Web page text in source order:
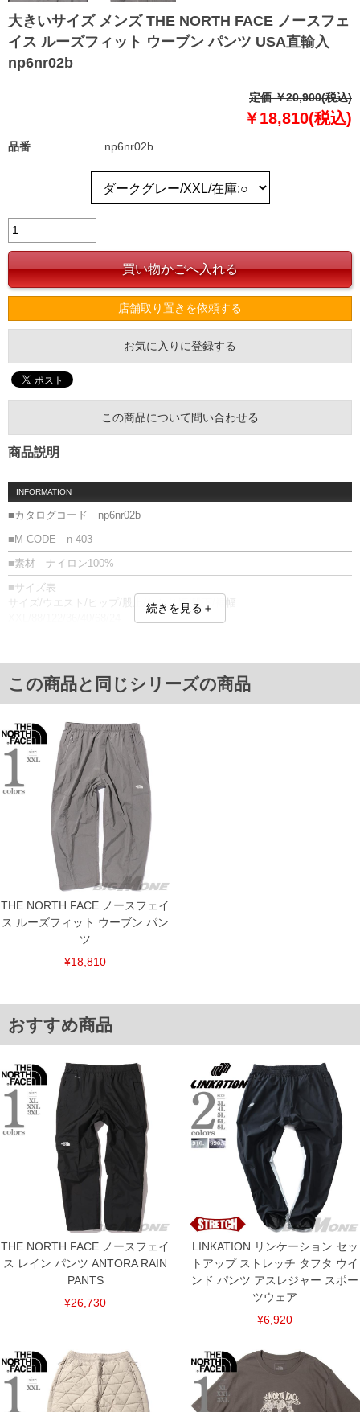
大きいサイズ メンズ THE NORTH FACE ノースフェ
イス ルーズフィット ウーブン パンツ USA直輸入
np6nr02b
定価 ￥20,900(税込)
￥18,810(税込)
品番 np6nr02b
店舗取り置きを依頼する
お気に入りに登録する
この商品について問い合わせる
商品説明
INFORMATION
■カタログコード np6nr02b
■M-CODE n-403
■素材 ナイロン100%
■サイズ表
サイズ/ウエスト/ヒップ/股上/わたり幅/股下/裾幅
下着(肌着)やワイシャツは商品の性質上、返品交換不可とさせて頂いております。予め
ご了承くださいませ。
裾上げ料金は500円+税となります。
備考欄に股下●cmとご記入下さい。（裾上げ無料対象商品は1本につき税込6,000円以
上の品が対象。1本5,999円以下の商品は有料（500円+税）となります。）
出荷まで約1週間～20日間程お時間を頂く場合がございます。
尚、裾上げした商品は返品・交換不可となりますので、予めご了承下さい。
一部、お直しに対応出来ない商品がございます。(例：裾にファスナーや調節ひもが付
いている、極端なデザインが施されている等)
※商品によって若干のサイズの誤差がございます。また、お客様がご使用の環境（コ
ンピュータ画面）によって、商品の色味が若干異なる場合がございます。予めご了承
※当店での掲載商品は、実店鋪と在庫を共用しておりますので店頭での売り違い、店
舗からのお取り寄せ等により、お客様にご迷惑をお掛けしてしまう場合がございま
す。そのようなことがない様最大限に努めておりますが、もしあった場合速やかにご
連絡させて頂きますので予めご了承ください。
ITEM INTRODUCTION
続きを見る＋
この商品と同じシリーズの商品
THE NORTH FACE ノースフェイ
ス ルーズフィット ウーブン パン
ツ
¥18,810
おすすめ商品
THE NORTH FACE ノースフェイ
ス レイン パンツ ANTORA RAIN
PANTS
¥26,730
LINKATION リンケーション セッ
トアップ ストレッチ タフタ ウイ
ンド パンツ アスレジャー スポー
ツウェア
¥6,920